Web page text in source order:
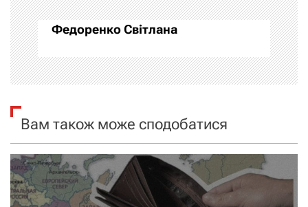
а
ц
і
а
п
Федоренко Світлана
Вам також може сподобатися